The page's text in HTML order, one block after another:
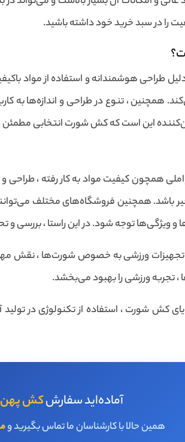
را در سبد خرید خود داشته باشید.
طراحی هوشمندانه و استفاده از مواد
همچنین ، تنوع در طراحی و اندازه‌ها به
این است که کش شورت انتخابی مطمئن
همچون کیفیت مواد به کار رفته ، طراحی
باشد. همچنین فروشگاه‌های مختلف
توجه شود. در این راستا ، بررسی و
ورزشی به خصوص شورت‌ها ، نقش مهمی
تجربه ورزشی را بهبود می‌بخشد.
کش شورت ، استفاده از تکنولوژی در
آماده‌اید سفارشکش پهن
همین حالا با کارشناسان ما تماس بگیرید و